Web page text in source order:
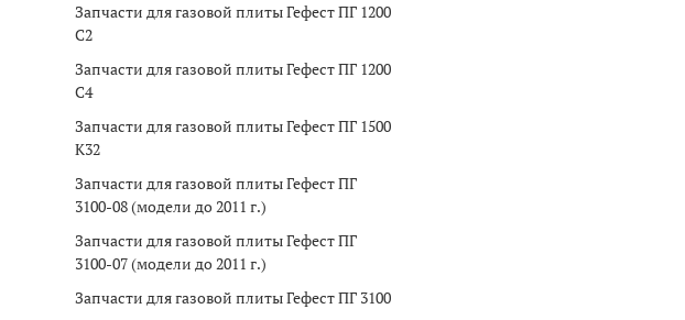
Запчасти для газовой плиты Гефест ПГ 1200
C2
Запчасти для газовой плиты Гефест ПГ 1200
C4
Запчасти для газовой плиты Гефест ПГ 1500
K32
Запчасти для газовой плиты Гефест ПГ
3100-08 (модели до 2011 г.)
Запчасти для газовой плиты Гефест ПГ
3100-07 (модели до 2011 г.)
Запчасти для газовой плиты Гефест ПГ 3100